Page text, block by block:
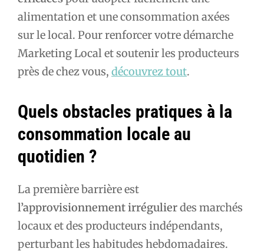
alimentation et une consommation axées
sur le local. Pour renforcer votre démarche
Marketing Local et soutenir les producteurs
près de chez vous, découvrez tout.
Quels obstacles pratiques à la
consommation locale au
quotidien ?
La première barrière est
l’approvisionnement irrégulierdes marchés
locaux et des producteurs indépendants,
perturbant les habitudes hebdomadaires.